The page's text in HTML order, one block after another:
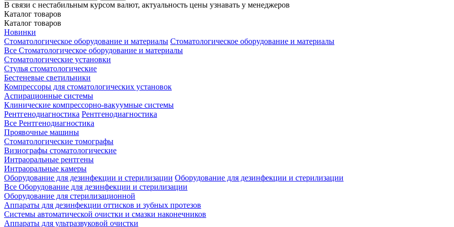
В связи с нестабильным курсом валют, актуальность цены узнавать у менеджеров
Каталог товаров
Каталог товаров
Новинки
Стоматологическое оборудование и материалы Стоматологическое оборудование и материалы
Все Стоматологическое оборудование и материалы
Стоматологические установки
Стулья стоматологические
Бестеневые светильники
Компрессоры для стоматологических установок
Аспирационные системы
Клинические компрессорно-вакуумные системы
Рентгенодиагностика Рентгенодиагностика
Все Рентгенодиагностика
Проявочные машины
Стоматологические томографы
Визиографы стоматологические
Интраоральные рентгены
Интраоральные камеры
Оборудование для дезинфекции и стерилизации Оборудование для дезинфекции и стерилизации
Все Оборудование для дезинфекции и стерилизации
Оборудование для стерилизационной
Аппараты для дезинфекции оттисков и зубных протезов
Системы автоматической очистки и смазки наконечников
Аппараты для ультразвуковой очистки